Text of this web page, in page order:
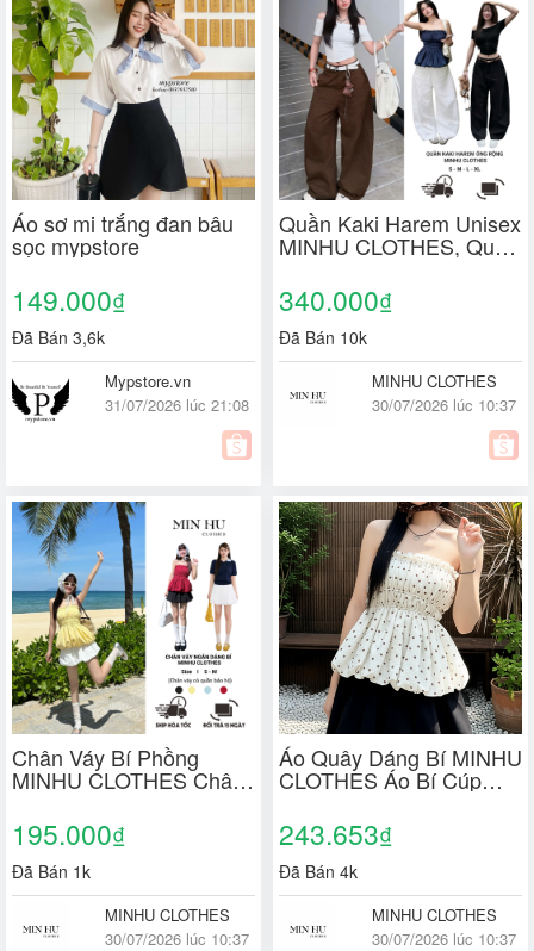
Áo sơ mi trắng đan bâu
sọc mypstore
149.000₫
Đã Bán 3,6k
Mypstore.vn
31/07/2026 lúc 21:08
Quần Kaki Harem Unisex
MINHU CLOTHES, Quần
Kaki Dáng Rộng Lưng
Thun Co Giãn [Q01]
340.000₫
Đã Bán 10k
MINHU CLOTHES
30/07/2026 lúc 10:37
Chân Váy Bí Phồng
MINHU CLOTHES Chân
Kèm Quần Bảo Hộ,
Freesize và Bigsize
[CV01]
195.000₫
Đã Bán 1k
MINHU CLOTHES
30/07/2026 lúc 10:37
Áo Quây Dáng Bí MINHU
CLOTHES Áo Bí Cúp
Ngực Chất Gió Sần Dáng
243.653₫
Đã Bán 4k
MINHU CLOTHES
30/07/2026 lúc 10:37